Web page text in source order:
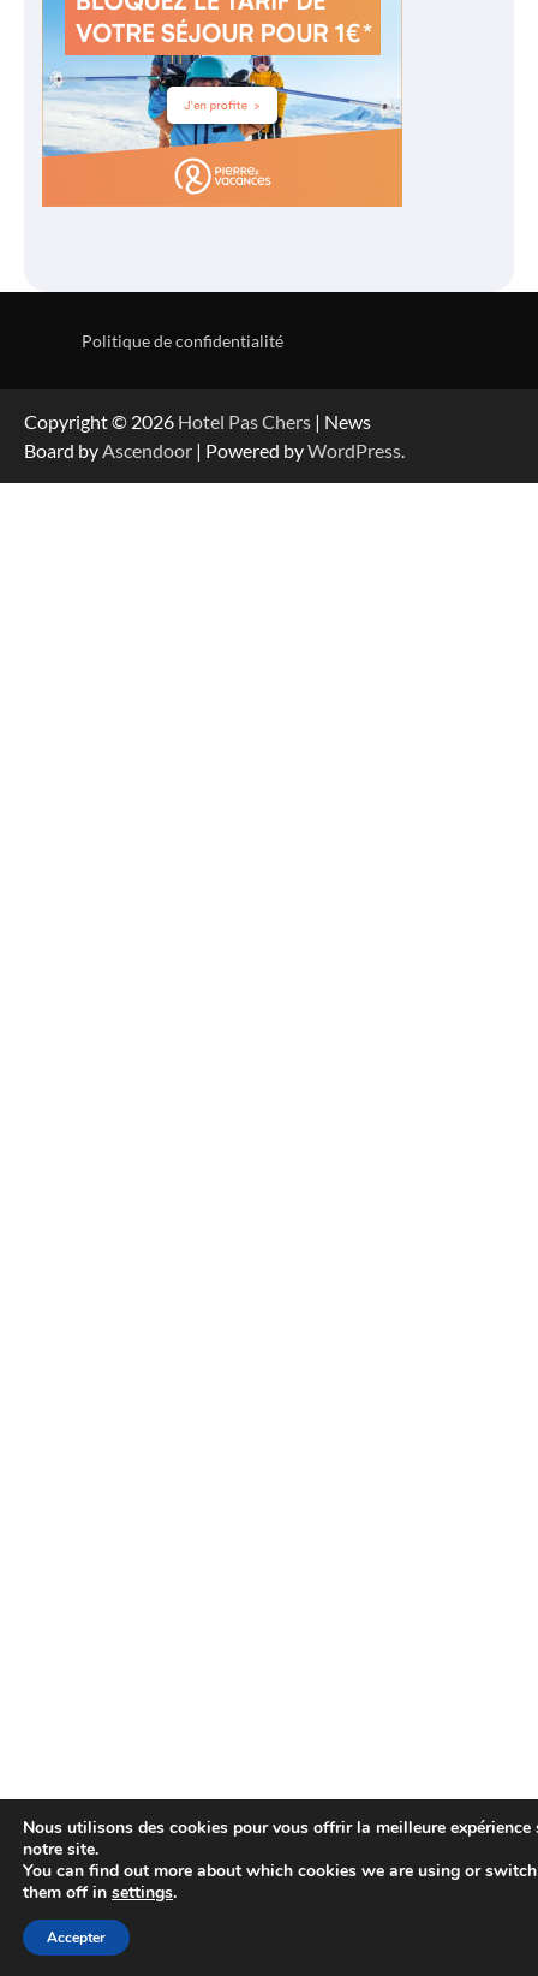
Politique de confidentialité
Copyright © 2026 Hotel Pas Chers | News
Board byAscendoor | Powered byWordPress.
Nous utilisons des cookies pour vous offrir la meilleure expérience
notre site.
You can find out more about which cookies we are using or switch
them off in settings.
Accepter